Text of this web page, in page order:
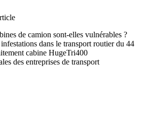
de camion sont-elles vulnérables ?
infestations dans le transport routier du 44
cabine HugeTri400
des entreprises de transport